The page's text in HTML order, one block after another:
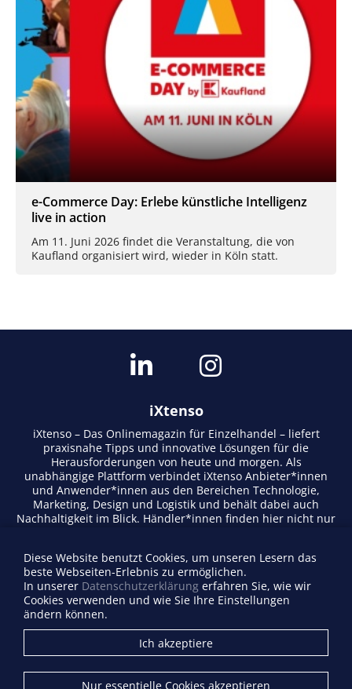
e-Commerce Day: Erlebe künstliche Intelligenz
live in action
Am 11. Juni 2026 findet die Veranstaltung, die von
Kaufland organisiert wird, wieder in Köln statt.
iXtenso
iXtenso – Das Onlinemagazin für Einzelhandel – liefert
praxisnahe Tipps und innovative Lösungen für die
Herausforderungen von heute und morgen. Als
unabhängige Plattform verbindet iXtenso Anbieter*innen
und Anwender*innen aus den Bereichen Technologie,
Marketing, Design und Logistik und behält dabei auch
Nachhaltigkeit im Blick. Händler*innen finden hier nicht nur
lebendigen Schreibstil und relevantem Content fördert das
Magazin den Austausch innerhalb der Retail-Community.
Ob digitale Trends oder praktische Alltagstipps – iXtenso
macht Wissen für den Handel zugänglich.
Firma eintragen
Mediadaten
Diese Website benutzt Cookies, um unseren Lesern das
beste Webseiten-Erlebnis zu ermöglichen.
In unserer Datenschutzerklärung erfahren Sie, wie wir
Cookies verwenden und wie Sie Ihre Einstellungen
ändern können.
Ich akzeptiere
Nur essentielle Cookies akzeptieren